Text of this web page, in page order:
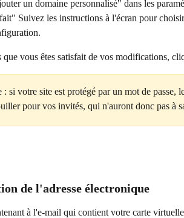
un domaine personnalisé" dans les
Suivez les instructions à l'écran pour
que vous êtes satisfait de vos modifications,
: si votre site est protégé par un mot de passe,
pour vos invités, qui n'auront donc pas à
de l'adresse électronique
à l'e-mail qui contient votre carte